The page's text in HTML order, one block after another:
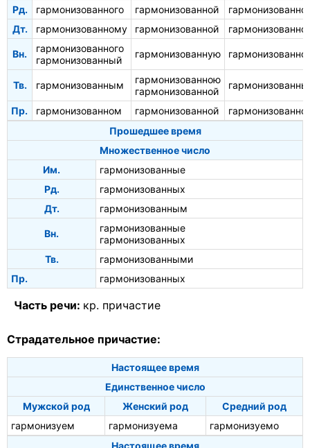
Рд.
гармонизованного гармонизованной
Дт.
гармонизованному гармонизованной
Вн.
гармонизованного
гармонизованный
гармонизованную
Тв. гармонизованным
гармонизованною
гармонизованной
Пр. гармонизованном гармонизованной
Прошедшее время
Множественное число
Им.
гармонизованные
Рд.
гармонизованных
Дт.
гармонизованным
Вн.
гармонизованные
гармонизованных
Тв.
гармонизованными
Пр.
гармонизованных
Часть речи: кр. причастие
Страдательное причастие:
Настоящее время
Единственное число
Мужской род
Женский род
Средний род
гармонизуем
гармонизуема
гармонизуемо
Настоящее время